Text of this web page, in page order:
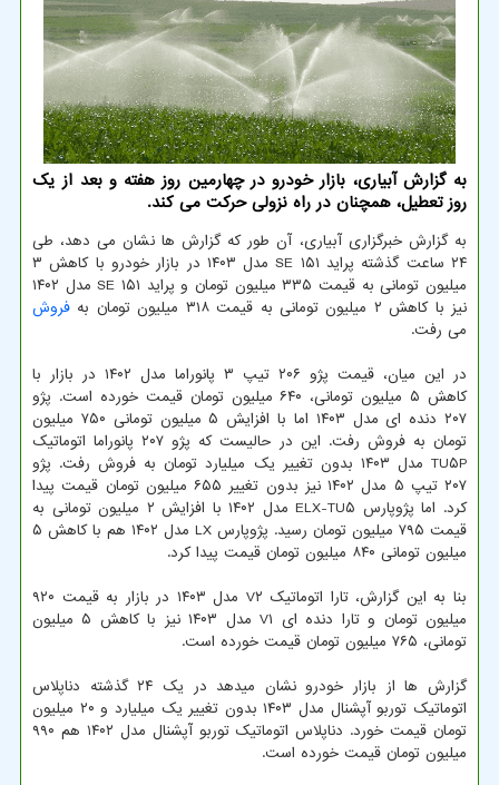
به گزارش آبیاری، بازار خودرو در چهارمین روز هفته و بعد از یک
روز تعطیل، همچنان در راه نزولی حرکت می کند.
به گزارش خبرگزاری آبیاری، آن طور که گزارش ها نشان می دهد، طی
۲۴ ساعت گذشته پراید ۱۵۱ SE مدل ۱۴۰۳ در بازار خودرو با کاهش ۳
میلیون تومانی به قیمت ۳۳۵ میلیون تومان و پراید ۱۵۱ SE مدل ۱۴۰۲
نیز با کاهش ۲ میلیون تومانی به قیمت ۳۱۸ میلیون تومان به
فروش
می رفت.
در این میان، قیمت پژو ۲۰۶ تیپ ۳ پانوراما مدل ۱۴۰۲ در بازار با
کاهش ۵ میلیون تومانی، ۶۴۰ میلیون تومان قیمت خورده است. پژو
۲۰۷ دنده ای مدل ۱۴۰۳ اما با افزایش ۵ میلیون تومانی ۷۵۰ میلیون
تومان به فروش رفت. این در حالیست که پژو ۲۰۷ پانوراما اتوماتیک
TU۵P مدل ۱۴۰۳ بدون تغییر یک میلیارد تومان به فروش رفت. پژو
۲۰۷ تیپ ۵ مدل ۱۴۰۲ نیز بدون تغییر ۶۵۵ میلیون تومان قیمت پیدا
کرد. اما پژوپارس ELX-TU۵ مدل ۱۴۰۲ با افزایش ۲ میلیون تومانی به
قیمت ۷۹۵ میلیون تومان رسید. پژوپارس LX مدل ۱۴۰۲ هم با کاهش ۵
میلیون تومانی ۸۴۰ میلیون تومان قیمت پیدا کرد.
بنا به این گزارش، تارا اتوماتیک V۲ مدل ۱۴۰۳ در بازار به قیمت ۹۲۰
میلیون تومان و تارا دنده ای V۱ مدل ۱۴۰۳ نیز با کاهش ۵ میلیون
تومانی، ۷۶۵ میلیون تومان قیمت خورده است.
گزارش ها از بازار خودرو نشان میدهد در یک ۲۴ گذشته دناپلاس
اتوماتیک توربو آپشنال مدل ۱۴۰۳ بدون تغییر یک میلیارد و ۲۰ میلیون
تومان قیمت خورد. دناپلاس اتوماتیک توربو آپشنال مدل ۱۴۰۲ هم ۹۹۰
میلیون تومان قیمت خورده است.